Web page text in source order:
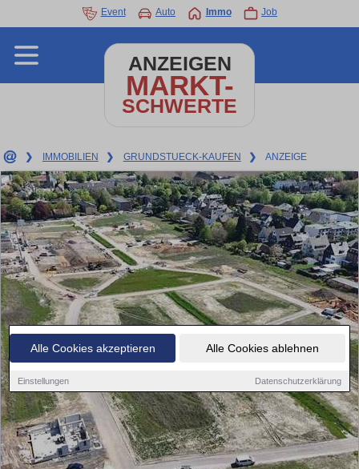
Alle Cookies akzeptieren Alle Cookies ablehnen
Einstellungen Datenschutzerklärung
Event Auto Immo Job
ANZEIGEN
MARKT-
SCHWERTE
❯ IMMOBILIEN ❯ GRUNDSTUECK-KAUFEN ❯ ANZEIGE